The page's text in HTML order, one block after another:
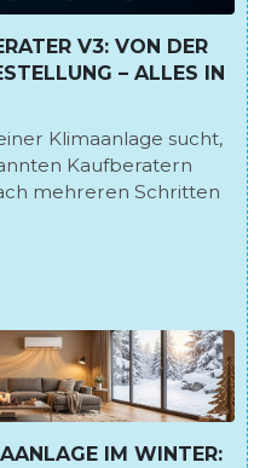
V3: VON DER
– ALLES IN
Klimaanlage sucht,
Kaufberatern
mehreren Schritten
IM WINTER: